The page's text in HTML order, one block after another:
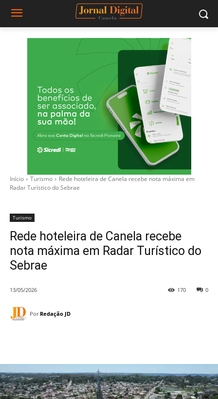
Início Turismo
Rede hoteleira de Canela recebe nota máxima em
Radar Turístico do Sebrae
Turismo
Rede hoteleira de Canela recebe
nota máxima em Radar Turístico do
Sebrae
13/05/2026 0
170
Por Redação JD